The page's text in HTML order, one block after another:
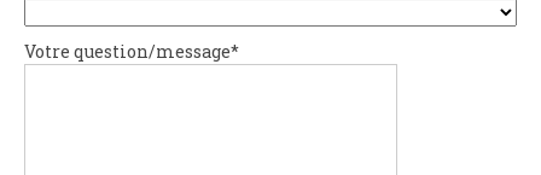
Votre question/message*